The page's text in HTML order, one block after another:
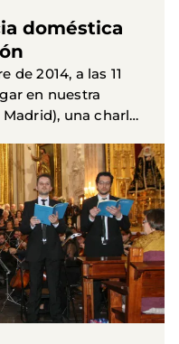
doméstica
de 2014, a las 11
en nuestra
Madrid), una charla